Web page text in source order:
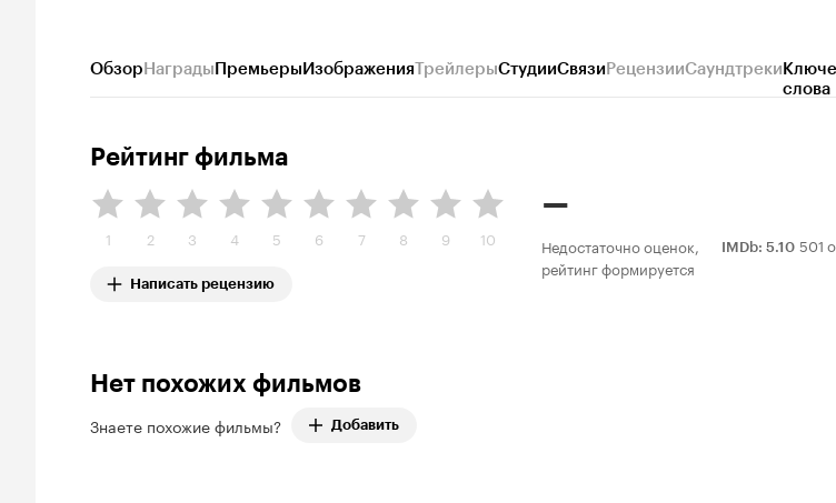
ОбзорНаградыПремьерыИзображенияТрейлерыСтудииСвязиРецензииСаундтреки
слова
Рейтинг фильма
1 2 3 4 5 6 7 8 9 10
Написать рецензию
–
Недостаточно оценок,
рейтинг формируется
IMDb: 5.10 501
Нет похожих фильмов
Знаете похожие фильмы? Добавить